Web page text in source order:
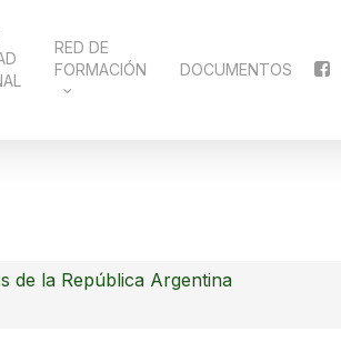
RED DE
FORMACIÓN
DOCUMENTOS
de la República Argentina